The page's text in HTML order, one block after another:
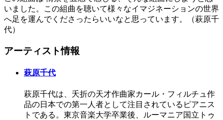
いました。この組曲を聴いて様々なイマジネーションの世界
へ足を運んでくださったらいいなと思っています。（萩原千
代）
アーティスト情報
萩原千代
萩原千代は、夭折の天才作曲家カール・フィルチュ作
品の日本での第一人者として注目されているピアニス
トである。東京音楽大学卒業後、ルーマニア国立トゥ